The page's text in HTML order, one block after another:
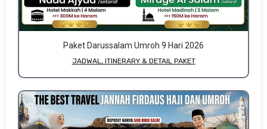
Paket Darussalam Umroh 9 Hari 2026
JADWAL, ITINERARY & DETAIL PAKET